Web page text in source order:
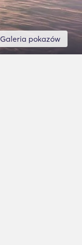
Galeria pokazów